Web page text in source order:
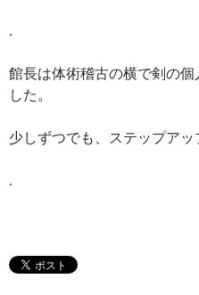
.
館長は体術稽古の横で剣の
した。
少しずつでも、ステップアッ
.